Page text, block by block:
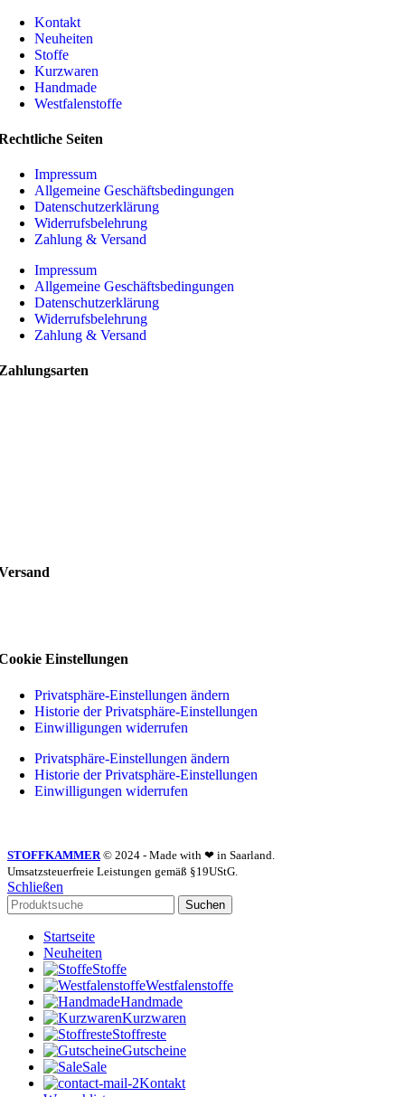
Kontakt
Neuheiten
Stoffe
Kurzwaren
Handmade
Westfalenstoffe
Seiten
Impressum
Allgemeine Geschäftsbedingungen
Datenschutzerklärung
Widerrufsbelehrung
Zahlung & Versand
Impressum
Allgemeine Geschäftsbedingungen
Datenschutzerklärung
Widerrufsbelehrung
Zahlung & Versand
Einstellungen
Privatsphäre-Einstellungen ändern
Historie der Privatsphäre-Einstellungen
Einwilligungen widerrufen
Privatsphäre-Einstellungen ändern
Historie der Privatsphäre-Einstellungen
Einwilligungen widerrufen
STOFFKAMMER © 2024 - Made with ❤ in Saarland.
Umsatzsteuerfreie Leistungen gemäß §19UStG.
Schließen
Suchen
Startseite
Neuheiten
Stoffe
Westfalenstoffe
Handmade
Kurzwaren
Stoffreste
Gutscheine
Sale
Kontakt